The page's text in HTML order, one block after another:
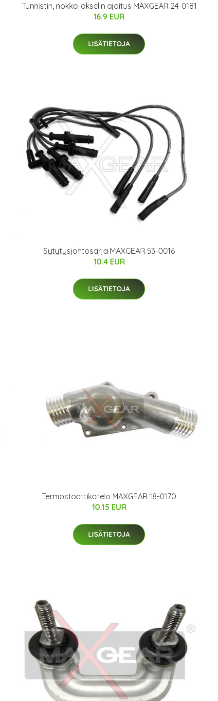
Tunnistin, nokka-akselin ajoitus MAXGEAR 24-0181
16.9 EUR
LISÄTIETOJA
Sytytysjohtosarja MAXGEAR 53-0016
10.4 EUR
LISÄTIETOJA
Termostaattikotelo MAXGEAR 18-0170
10.15 EUR
LISÄTIETOJA